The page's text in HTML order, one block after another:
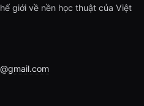
giới về nền học thuật của Việt